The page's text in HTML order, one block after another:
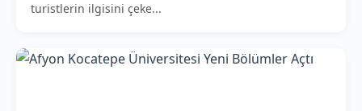
turistlerin ilgisini çeke...